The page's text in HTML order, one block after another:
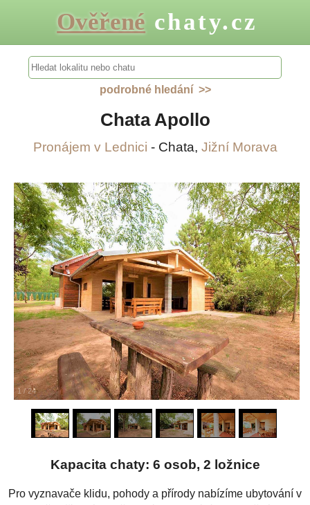
Ověřené chaty.cz
podrobné hledání >>
Chata Apollo
Pronájem v Lednici - Chata, Jižní Morava
1 /24
Kapacita chaty: 6 osob, 2 ložnice
Pro vyznavače klidu, pohody a přírody nabízíme ubytování v